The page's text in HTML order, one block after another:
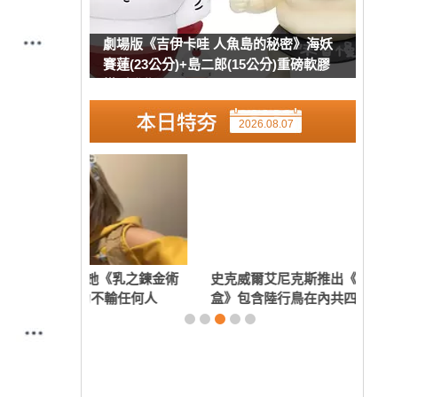
劇場版《吉伊卡哇 人魚島的秘密》海妖
賽蓮(23公分)+島二郎(15公分)重磅軟膠
2026.08.07